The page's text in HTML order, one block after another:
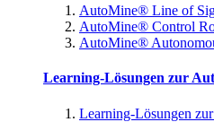
AutoMine® Line of
AutoMine® Control
AutoMine®
Learning-Lösungen zur
Learning-Lösungen